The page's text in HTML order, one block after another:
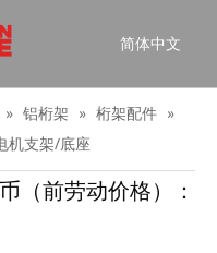
简体中文
Pусский
Français
العربية
» 铝桁架 » 桁架配件 »
机支架/底座
（前劳动价格）：